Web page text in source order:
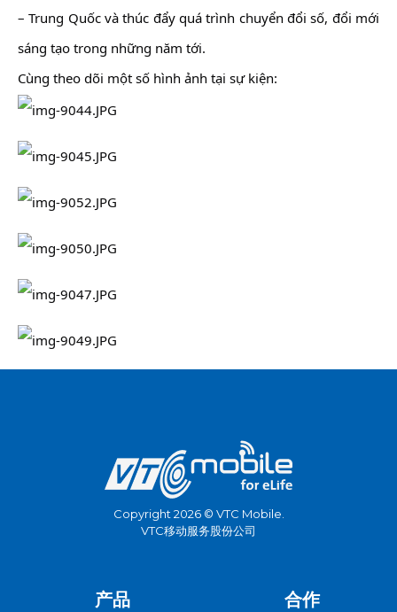
– Trung Quốc và thúc đẩy quá trình chuyển đổi số, đổi mới
sáng tạo trong những năm tới.
Cùng theo dõi một số hình ảnh tại sự kiện:
Copyright 2026 © VTC Mobile.
VTC移动服务股份公司
产品 合作